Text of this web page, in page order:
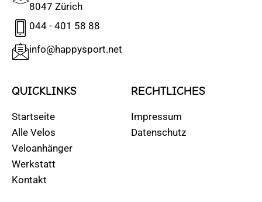
8047 Zürich
044 - 401 58 88
info@happysport.net
QUICKLINKS
Startseite
Alle Velos
Veloanhänger
Werkstatt
Kontakt
RECHTLICHES
Impressum
Datenschutz